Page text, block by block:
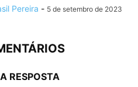
Pereira - 5 de setembro de 2023
RESPOSTA